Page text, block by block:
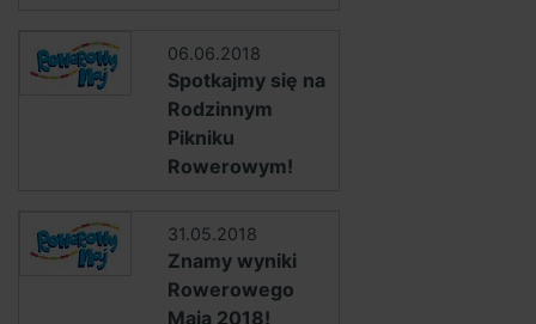
06.06.2018
Spotkajmy się na
Rodzinnym
Pikniku
Rowerowym!
31.05.2018
Znamy wyniki
Rowerowego
Maja 2018!